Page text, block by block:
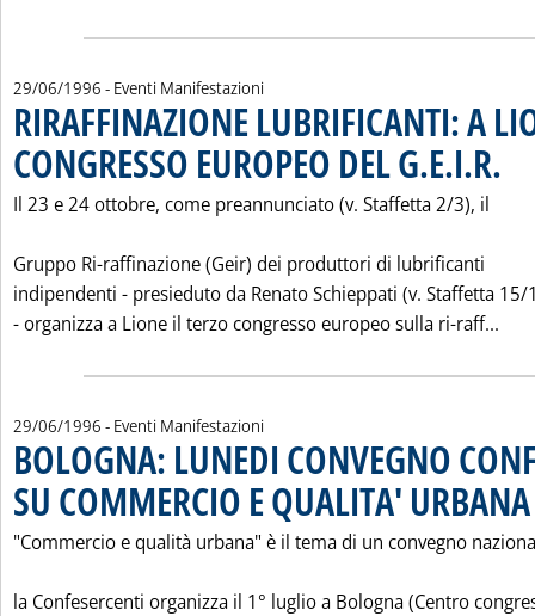
29/06/1996 - Eventi Manifestazioni
RIRAFFINAZIONE LUBRIFICANTI: A
CONGRESSO EUROPEO DEL G.E.I.R.
Il 23 e 24 ottobre, come preannunciato (v. Staffetta 2/3), il
Gruppo Ri-raffinazione (Geir) dei produttori di lubrificanti
indipendenti - presieduto da Renato Schieppati (v. Staffetta
- organizza a Lione il terzo congresso europeo sulla ri-raff...
29/06/1996 - Eventi Manifestazioni
BOLOGNA: LUNEDI CONVEGNO
SU COMMERCIO E QUALITA' URBANA
"Commercio e qualità urbana" è il tema di un convegno
la Confesercenti organizza il 1° luglio a Bologna (Centro